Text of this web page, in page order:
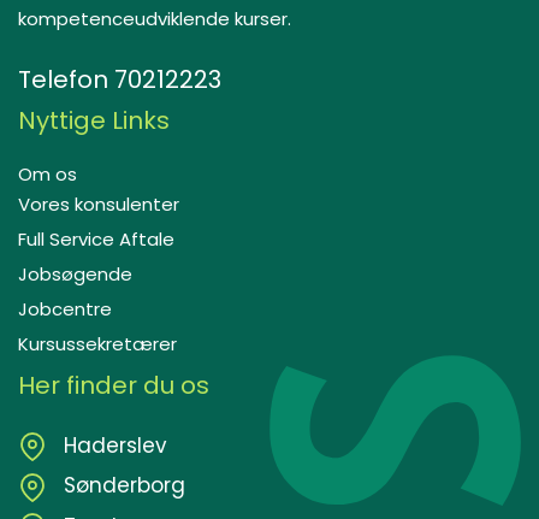
kompetenceudviklende kurser.
Telefon 70212223
Nyttige Links
Om os
Vores konsulenter
Full Service Aftale
Jobsøgende
Jobcentre
Kursussekretærer
Her finder du os
Haderslev
Sønderborg